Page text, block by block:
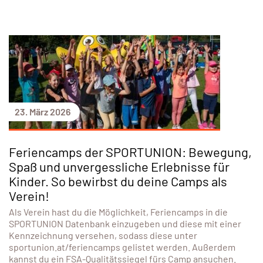
23. März 2026
Feriencamps der SPORTUNION: Bewegung,
Spaß und unvergessliche Erlebnisse für
Kinder. So bewirbst du deine Camps als
Verein!
Als Verein hast du die Möglichkeit, Feriencamps in die
SPORTUNION Datenbank einzugeben und diese mit einer
Kennzeichnung versehen, sodass diese unter
sportunion.at/feriencamps gelistet werden. Außerdem
kannst du ein FSA-Qualitätssiegel fürs Camp ansuchen.